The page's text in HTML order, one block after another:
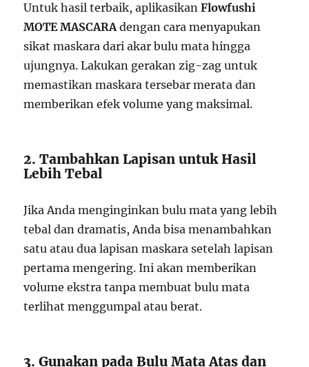
Untuk hasil terbaik, aplikasikanFlowfushi
MOTE MASCARAdengan cara menyapukan
sikat maskara dari akar bulu mata hingga
ujungnya. Lakukan gerakan zig-zag untuk
memastikan maskara tersebar merata dan
memberikan efek volume yang maksimal.
2. Tambahkan Lapisan untuk Hasil
Lebih Tebal
Jika Anda menginginkan bulu mata yang lebih
tebal dan dramatis, Anda bisa menambahkan
satu atau dua lapisan maskara setelah lapisan
pertama mengering. Ini akan memberikan
volume ekstra tanpa membuat bulu mata
terlihat menggumpal atau berat.
3. Gunakan pada Bulu Mata Atas dan